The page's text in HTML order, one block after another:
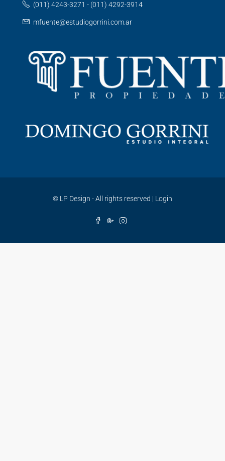
(011) 4243-3271 - (011) 4292-3914
mfuente@estudiogorrini.com.ar
© LP Design - All rights reserved | Login